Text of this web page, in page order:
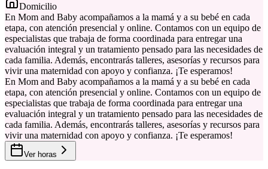
Domicilio
En Mom and Baby acompañamos a la mamá y a su bebé en cada
etapa, con atención presencial y online. Contamos con un equipo de
especialistas que trabaja de forma coordinada para entregar una
evaluación integral y un tratamiento pensado para las necesidades de
cada familia. Además, encontrarás talleres, asesorías y recursos para
vivir una maternidad con apoyo y confianza. ¡Te esperamos!
En Mom and Baby acompañamos a la mamá y a su bebé en cada
etapa, con atención presencial y online. Contamos con un equipo de
especialistas que trabaja de forma coordinada para entregar una
evaluación integral y un tratamiento pensado para las necesidades de
cada familia. Además, encontrarás talleres, asesorías y recursos para
vivir una maternidad con apoyo y confianza. ¡Te esperamos!
Ver horas